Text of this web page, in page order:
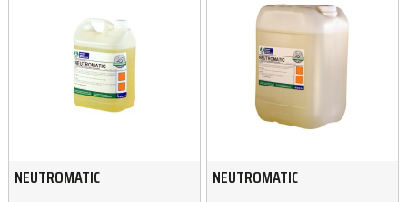
NEUTROMATIC NEUTROMATIC